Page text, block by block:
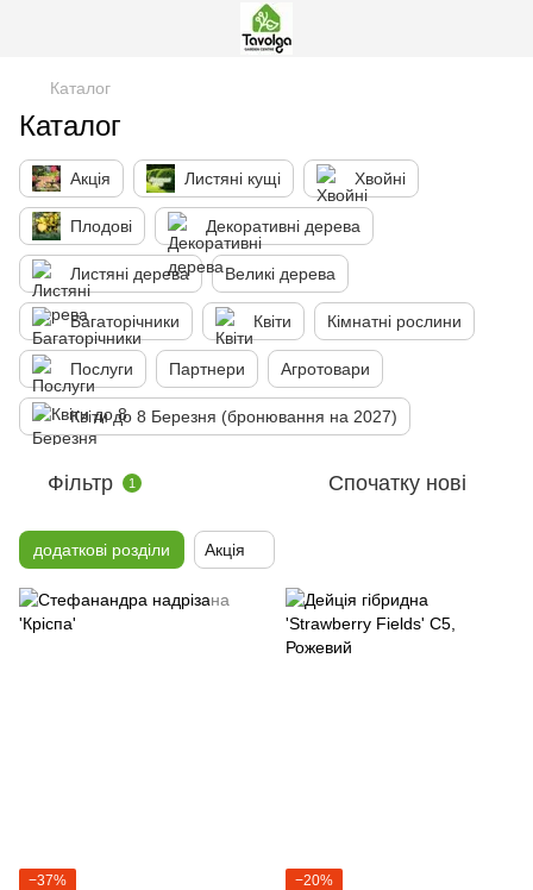
Каталог
Каталог
Акція Листяні кущі Хвойні
Плодові Декоративні дерева
Листяні дерева Великі дерева
Багаторічники Квіти Кімнатні рослини
Послуги Партнери Агротовари
Квіти до 8 Березня (бронювання на 2027)
Фільтр 1 Спочатку нові
додаткові розділи Акція
−37% −20%